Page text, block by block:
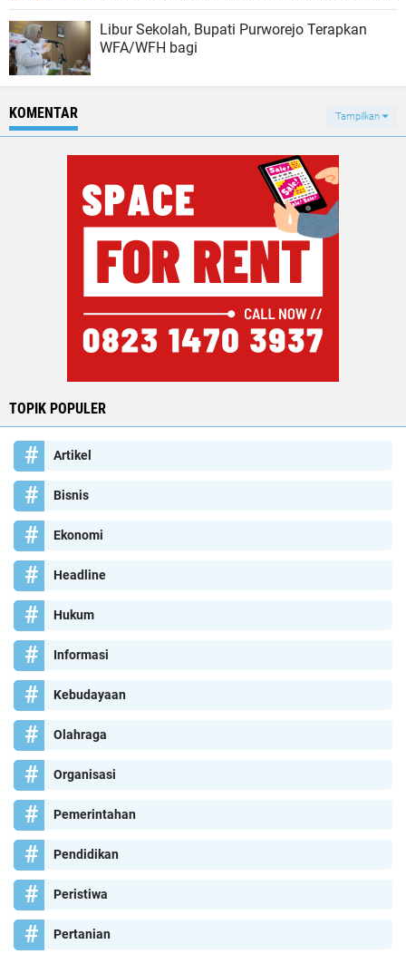
Libur Sekolah, Bupati Purworejo Terapkan
WFA/WFH bagi
KOMENTAR Tampilkan
TOPIK POPULER
Artikel
Bisnis
Ekonomi
Headline
Hukum
Informasi
Kebudayaan
Olahraga
Organisasi
Pemerintahan
Pendidikan
Peristiwa
Pertanian